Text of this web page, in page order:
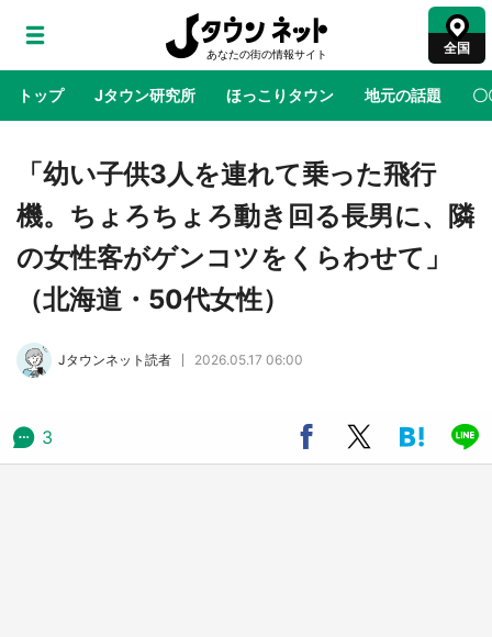
全国
トップ Jタウン研究所 ほっこりタウン 地元の話題 〇
地域×二次元 絶景 あの時はありがとう 物語がはじ
ラプラス・ダークネスが栃木県を征服！？ 県
公式プロモ動画で「聖地」が生産されてます
【7／31～1／31】
む 六本木ヒルズ展望台でコラボ、本邦初公開
日向翔陽＆影山飛雄が笹かまを食べる！ アニ
メ『ハイキュー！！』×老舗「鐘崎」コラボで
「幼い子供3人を連れて乗った飛行
機。ちょろちょろ動き回る長男に、隣
の女性客がゲンコツをくらわせて」
（北海道・50代女性）
Jタウンネット読者 2026.05.17 06:00
3